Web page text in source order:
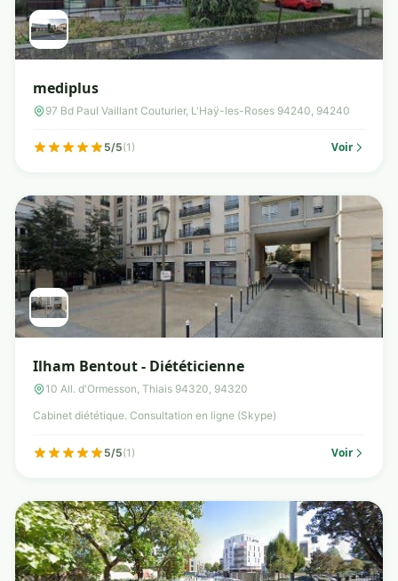
mediplus
97 Bd Paul Vaillant Couturier, L'Haÿ-les-Roses 94240, 94240
5/5(1) Voir
Ilham Bentout - Diététicienne
10 All. d'Ormesson, Thiais 94320, 94320
Cabinet diététique. Consultation en ligne (Skype)
5/5(1) Voir